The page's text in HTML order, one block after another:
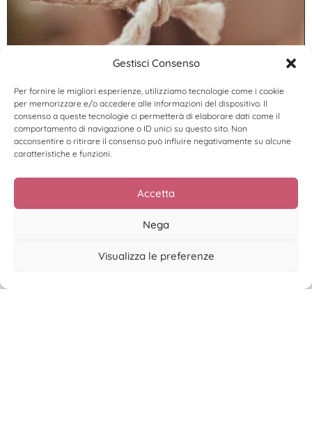
Gestisci Consenso
Per fornire le migliori esperienze, utilizziamo tecnologie come i cookie
per memorizzare e/o accedere alle informazioni del dispositivo. Il
consenso a queste tecnologie ci permetterà di elaborare dati come il
comportamento di navigazione o ID unici su questo sito. Non
acconsentire o ritirare il consenso può influire negativamente su alcune
caratteristiche e funzioni.
Accetta
Nega
Visualizza le preferenze
Abbiamo uno strano rapporto con la
coerenza.
Leggi di più >